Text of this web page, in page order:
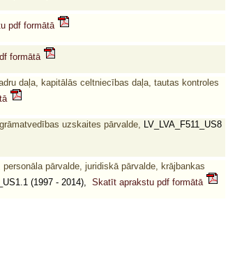
pdf formātā
formātā
daļa, kapitālās celtniecības daļa, tautas kontroles
uzskaites pārvalde, LV_LVA_F511_US8
pārvalde, juridiskā pārvalde, krājbankas
(1997 - 2014), Skatīt aprakstu pdf formātā